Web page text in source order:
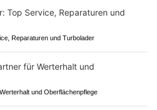
Reparaturen und Turbolader
und Oberflächenpflege